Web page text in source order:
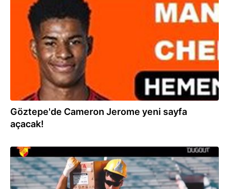
10.08.2019
Göztepe'de Cameron Jerome yeni sayfa
açacak!
10.07.2019